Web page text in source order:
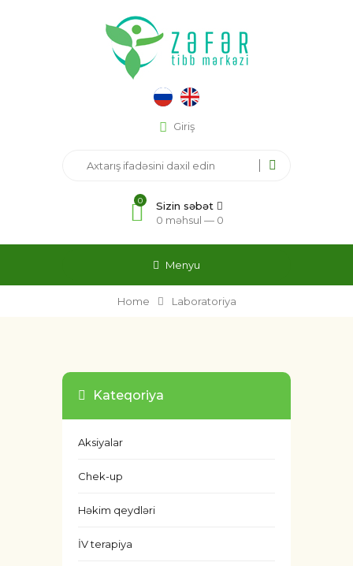
Giriş
0
Sizin səbət
0 məhsul — 0
Menyu
Home Laboratoriya
Kateqoriya
Aksiyalar
Chek-up
Həkim qeydləri
İV terapiya